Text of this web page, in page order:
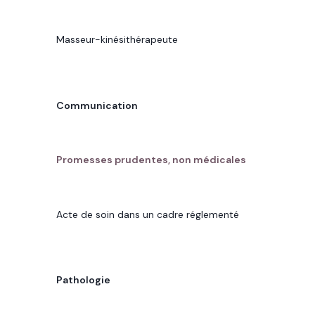
Masseur-kinésithérapeute
Communication
Promesses prudentes, non médicales
Acte de soin dans un cadre réglementé
Pathologie